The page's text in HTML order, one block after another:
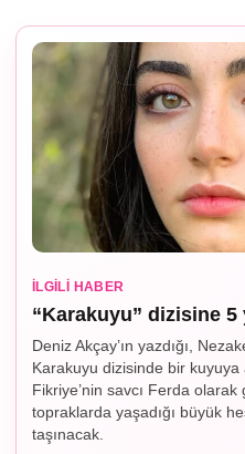
İLGILI HABER
“Karakuyu” dizisine
Deniz Akçay’ın yazdığı,
Karakuyu dizisinde bir kuyuya
Fikriye’nin savcı Ferda
topraklarda yaşadığı büyük
taşınacak.